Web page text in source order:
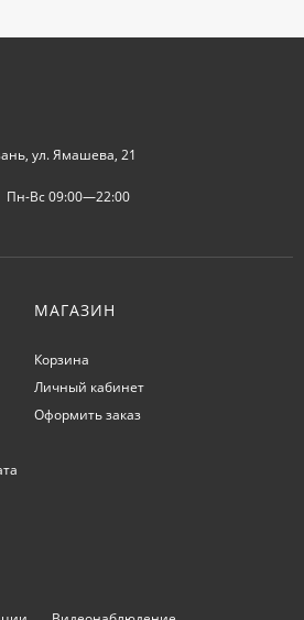
ул. Ямашева, 21
Пн-Вс 09:00—22:00
МАГАЗИН
Корзина
Личный кабинет
Оформить заказ